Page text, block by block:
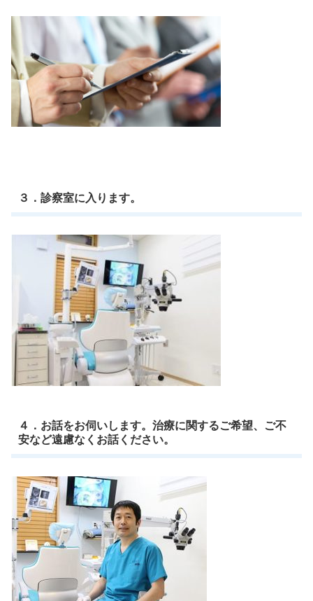
３．診察室に入ります。
４．お話をお伺いします。治療に関するご希望、ご不
安など遠慮なくお話ください。